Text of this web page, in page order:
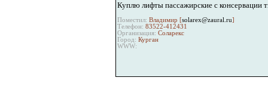
Куплю лифты пассажирские с консервации
Поместил: Владимир [solarex@zaural.ru]
Телефон: 83522-412431
Организация: Соларекс
Город: Курган
WWW: